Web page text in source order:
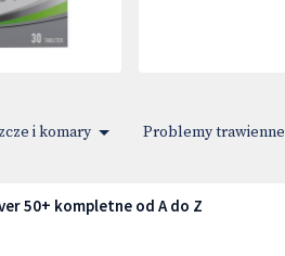
i komary Problemy trawienne
50+ kompletne od A do Z